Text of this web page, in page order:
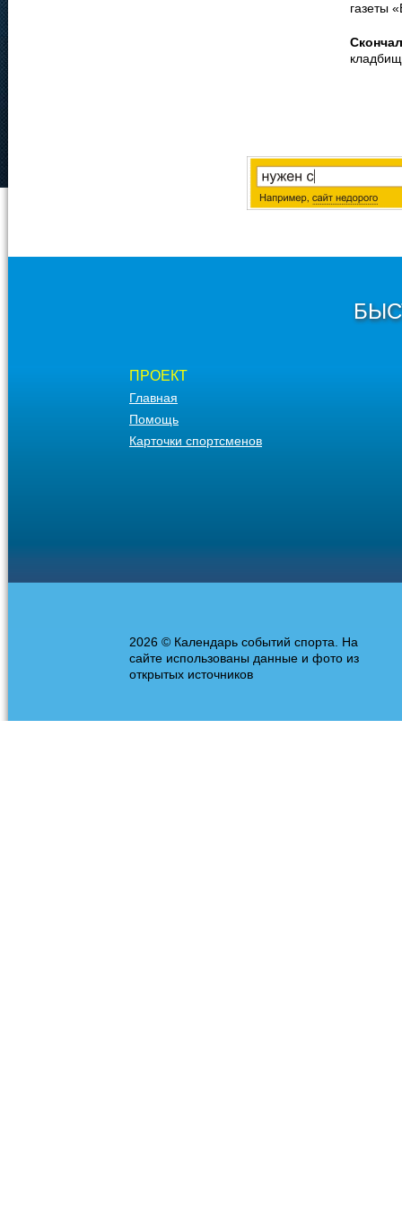
газеты
ПРОЕКТ
Главная
Помощь
Карточки спортсменов
2026 © Календарь событий спорта. На
сайте использованы данные и фото из
открытых источников